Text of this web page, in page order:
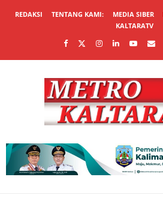
REDAKSI TENTANG KAMI: MEDIA SIBER
KALTARATV